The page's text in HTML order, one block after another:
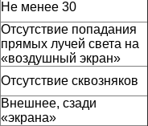
Не менее 30
Отсутствие попадания
прямых лучей света на
«воздушный экран»
Отсутствие сквозняков
Внешнее, сзади
«экрана»